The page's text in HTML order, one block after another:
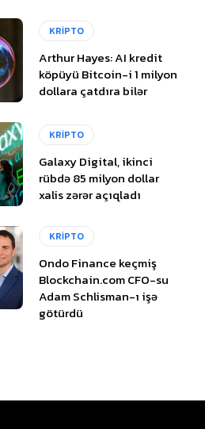
KRİPTO
Arthur Hayes: AI kredit
köpüyü Bitcoin-i 1 milyon
dollara çatdıra bilər
KRİPTO
Galaxy Digital, ikinci
rübdə 85 milyon dollar
xalis zərər açıqladı
KRİPTO
Ondo Finance keçmiş
Blockchain.com CFO-su
Adam Schlisman-ı işə
götürdü